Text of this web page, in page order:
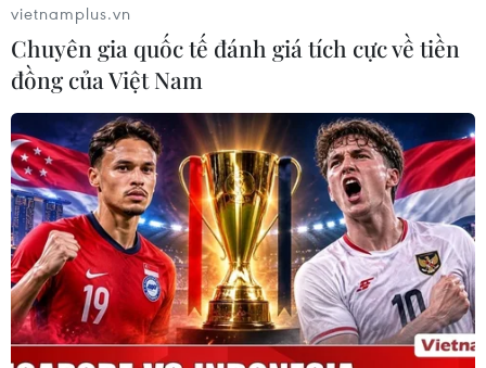
vietnamplus.vn
Chuyên gia quốc tế đánh giá tích cực về tiền
đồng của Việt Nam